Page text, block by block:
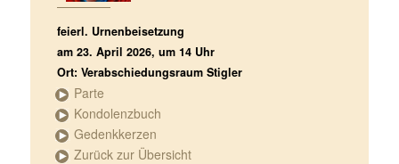
feierl. Urnenbeisetzung
am 23. April 2026, um 14 Uhr
Ort: Verabschiedungsraum Stigler
Parte
Kondolenzbuch
Gedenkkerzen
Zurück zur Übersicht